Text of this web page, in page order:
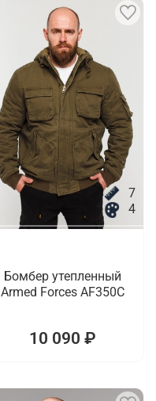
7
4
Бомбер утепленный
Armed Forces AF350C
10 090 ₽